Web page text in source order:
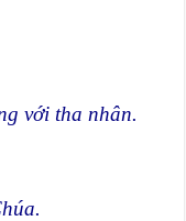
với tha nhân.